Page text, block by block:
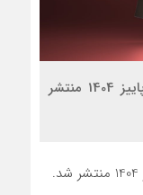
دومین شماره نشریه اتاق اقتصاد، در پاییز 1404 منتشر